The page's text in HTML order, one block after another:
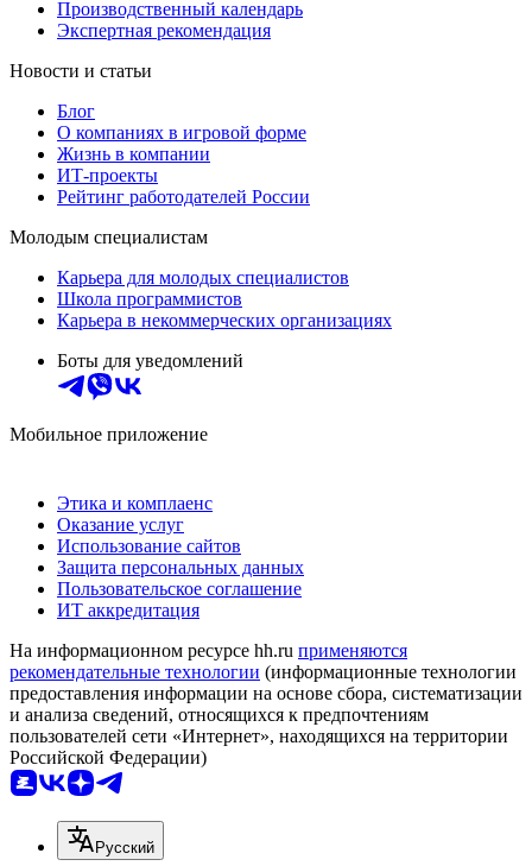
Производственный календарь
Экспертная рекомендация
Новости и статьи
Блог
О компаниях в игровой форме
Жизнь в компании
ИТ-проекты
Рейтинг работодателей России
Молодым специалистам
Карьера для молодых специалистов
Школа программистов
Карьера в некоммерческих организациях
Боты для уведомлений
Мобильное приложение
Этика и комплаенс
Оказание услуг
Использование сайтов
Защита персональных данных
Пользовательское соглашение
ИТ аккредитация
На информационном ресурсе hh.ru применяются
рекомендательные технологии (информационные технологии
предоставления информации на основе сбора, систематизации
и анализа сведений, относящихся к предпочтениям
пользователей сети «Интернет», находящихся на территории
Российской Федерации)
Русский